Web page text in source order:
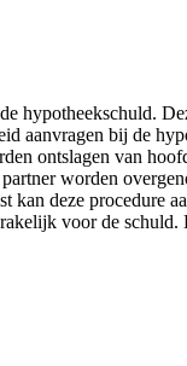
aanvragen bij de
ontslagen van
worden
deze procedure
voor de